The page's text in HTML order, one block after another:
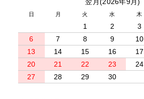
日 月 火 水 木
1 2 3
6
7 8 9 10
13
14 15 16 17
20
21 22 23 24
27
28 29 30